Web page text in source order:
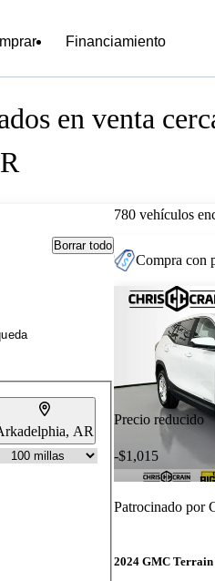
Financiamiento
en venta
Borrar todo
AR
780 vehículos
Compra con
Precio reducido
-$1,015
Patrocinado por
2024 GMC Terrain